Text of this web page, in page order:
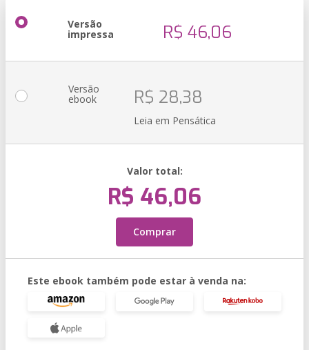
Versão
impressa R$ 46,06
Versão
ebook R$ 28,38
Leia em Pensática
Valor total:
R$ 46,06
Comprar
Este ebook também pode estar à venda na: